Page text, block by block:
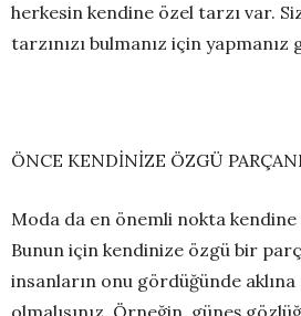
herkesin kendine özel tarzı var.
tarzınızı bulmanız için
ÖNCE KENDİNİZE ÖZGÜ
Moda da en önemli nokta
Bunun için kendinize özgü bir
insanların onu gördüğünde aklına
olmalısınız. Örneğin, güneş